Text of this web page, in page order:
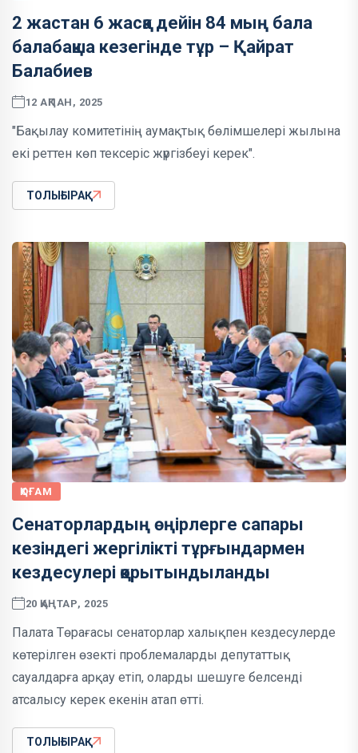
2 жастан 6 жасқа дейін 84 мың бала
балабақша кезегінде тұр – Қайрат
Балабиев
12 АҚПАН, 2025
"Бақылау комитетінің аумақтық бөлімшелері жылына
екі реттен көп тексеріс жүргізбеуі керек".
ТОЛЫҒЫРАҚ
ҚОҒАМ
Сенаторлардың өңірлерге сапары
кезіндегі жергілікті тұрғындармен
кездесулері қорытындыланды
20 ҚАҢТАР, 2025
Палата Төрағасы сенаторлар халықпен кездесулерде
көтерілген өзекті проблемаларды депутаттық
сауалдарға арқау етіп, оларды шешуге белсенді
атсалысу керек екенін атап өтті.
ТОЛЫҒЫРАҚ